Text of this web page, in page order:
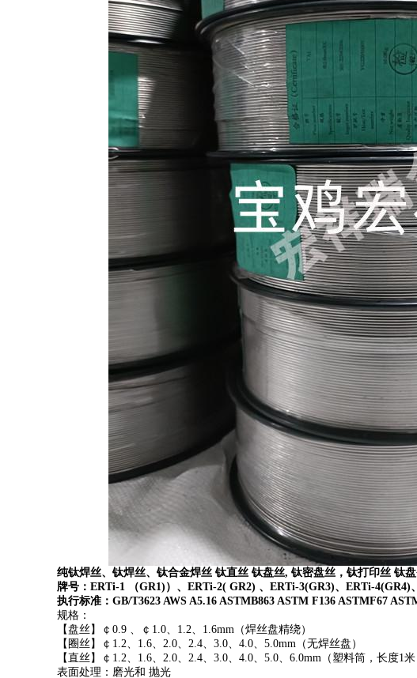
纯钛焊丝、钛焊丝、钛合金焊丝 钛直丝 钛盘丝, 钛密盘丝，钛打印丝 钛
牌号： ERTi-1 （GR1) ）、 ERTi-2( GR2) 、 ERTi-3(GR3)、 ERTi-4(GR4)、
执行标准： GB/T3623 AWS A5.16 ASTMB863 ASTM F136 ASTMF67
规格：
【盘丝】￠ 0.9 、￠ 1.0、 1.2、 1.6mm （焊丝盘精绕）
【圈丝】￠ 1.2、 1.6、 2.0、 2.4、 3.0、 4.0、 5.0mm （无焊丝盘）
【直丝】￠ 1.2、 1.6、 2.0、 2.4、 3.0、 4.0、 5.0、 6.0mm （塑料筒，长度1米
表面处理：磨光和 抛光